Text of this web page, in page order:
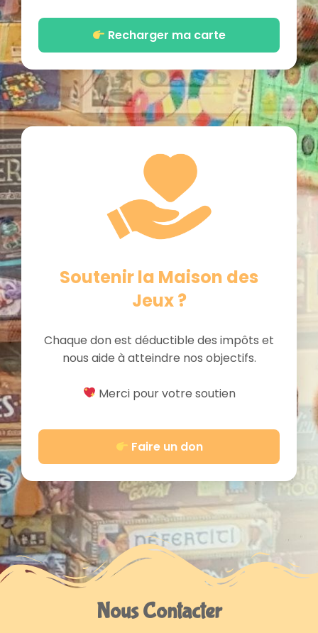
Recharger ma carte
Soutenir la Maison des
Jeux ?
Chaque don est déductible des impôts et
nous aide à atteindre nos objectifs.
Merci pour votre soutien
Faire un don
Nous Contacter